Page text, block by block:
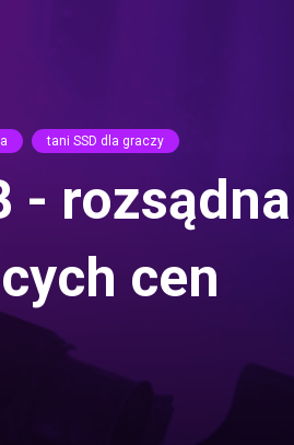
tani SSD dla graczy
-
cen